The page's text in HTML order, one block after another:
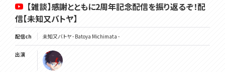
【雑談】感謝とともに2周年記念配信を振り返るぞ！配
信【未知又バトヤ】
配信ch 未知又バトヤ - Batoya Michimata -
出演